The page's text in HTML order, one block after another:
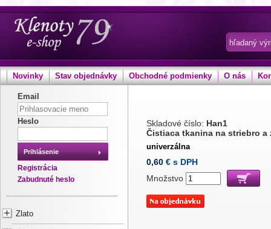
Novinky Stav objednávky Obchodné podmienky O nás
Email
Heslo
Prihlásenie
Registrácia
Zabudnuté heslo
Zlato
Skladové číslo: Han1
Čistiaca tkanina na striebro a
univerzálna
0,60 € s DPH
Množstvo